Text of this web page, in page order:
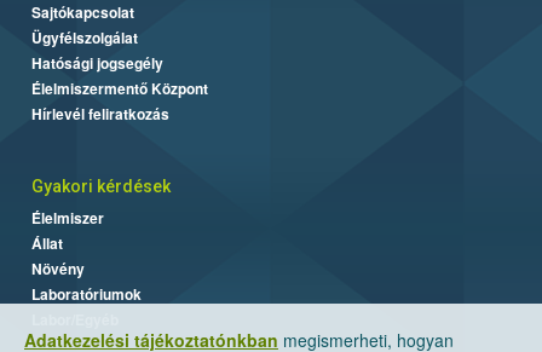
Adatkezelési tájékoztatónkban megismerheti, hogyan
Sajtókapcsolat
Ügyfélszolgálat
Hatósági jogsegély
Élelmiszermentő Központ
Hírlevél feliratkozás
Gyakori kérdések
Élelmiszer
Állat
Növény
Laboratóriumok